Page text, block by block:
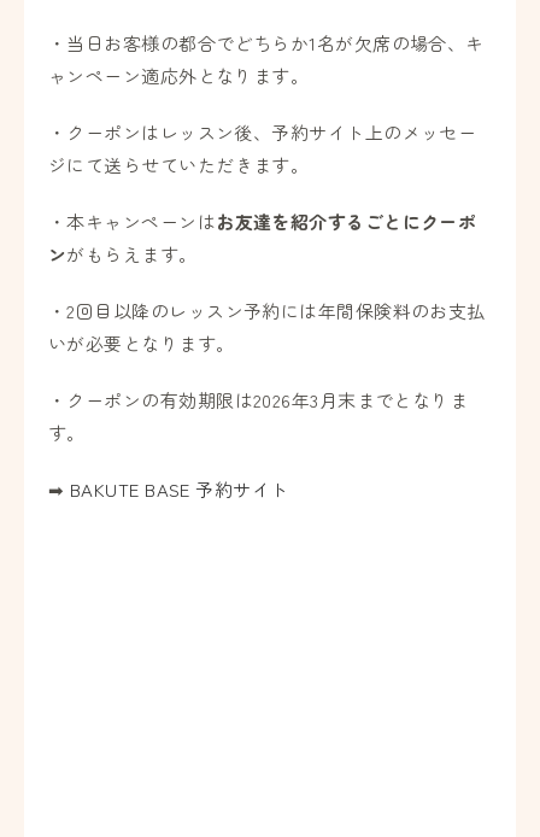
・当日お客様の都合でどちらか1名が欠席の場合、キ
ャンペーン適応外となります。
・クーポンはレッスン後、 予約サイト上のメッセー
ジにて送らせていただきます。
・本キャンペーンはお友達を紹介するごとにクーポ
ンがもらえます。
・2回目以降のレッスン予約には年間保険料のお支払
いが必要となります。
・クーポンの有効期限は2026年3月末 までとなりま
す。
➡ BAKUTE BASE 予約サイト